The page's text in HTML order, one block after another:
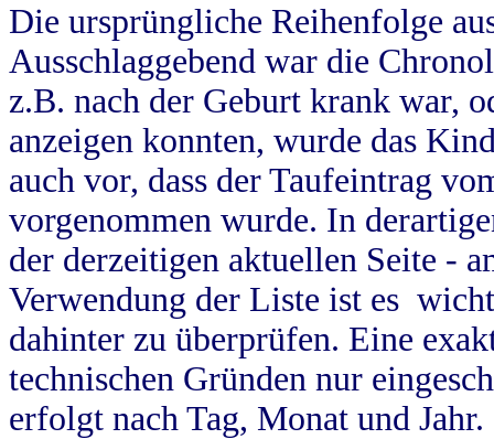
Die ursprüngliche Reihenfolge
Ausschlaggebend war die
z.B. nach der Geburt krank war,
anzeigen konnten, wurde das
auch vor, dass der Taufeintrag
vorgenommen wurde. In
der derzeitigen aktuellen Seite -
Verwendung der Liste ist es
dahinter zu überprüfen. Eine
technischen Gründen nur
erfolgt nach Tag, Monat und Jahr.